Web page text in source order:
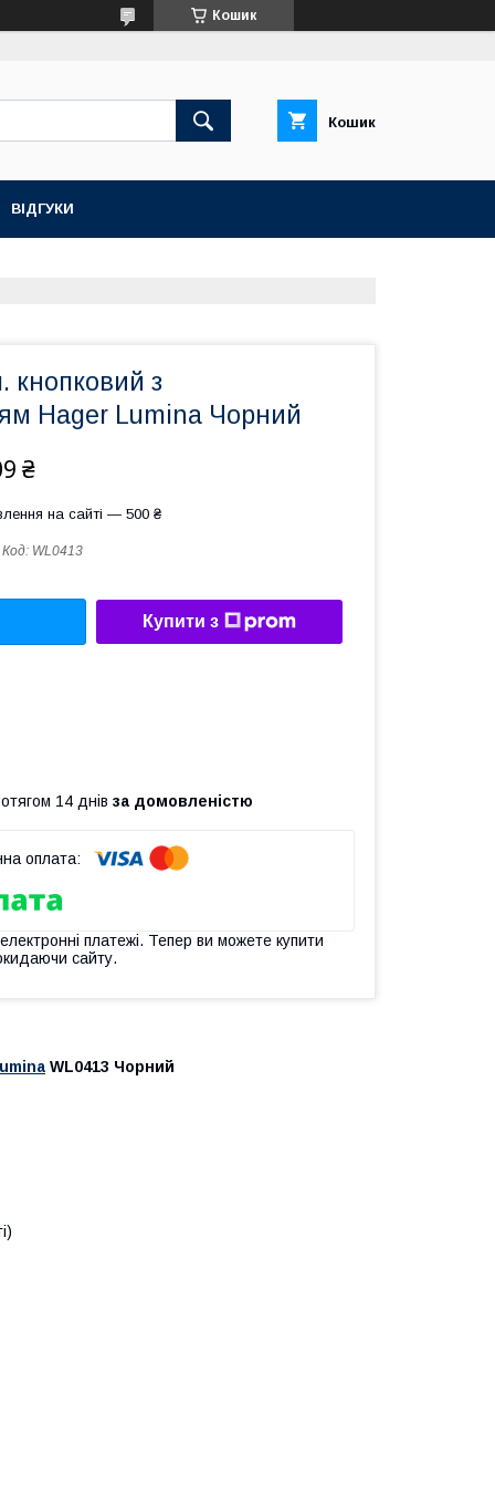
Кошик
Кошик
ВІДГУКИ
кнопковий з
Hager Lumina Чорний
₴
на сайті — 500 ₴
Код: WL0413
Купити з
14 днів за домовленістю
платежі. Тепер ви можете купити
сайту.
WL0413 Чорний